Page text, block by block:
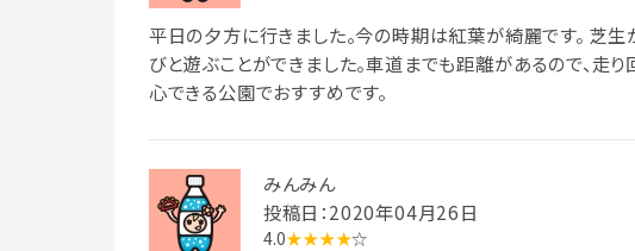
平日の夕方に行きました。今の時期は紅葉が綺麗です。 芝生
びと遊ぶことができました。車道までも距離があるので、走
心できる公園でおすすめです。
みんみん
投稿日：2020年04月26日
4.0★★★★☆